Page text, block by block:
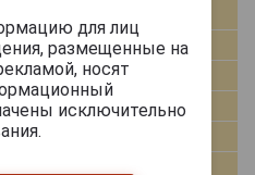
Ossian
Белое сухое
Вердехо
Castilla y Leon
для лиц
размещенные на
носят
исключительно